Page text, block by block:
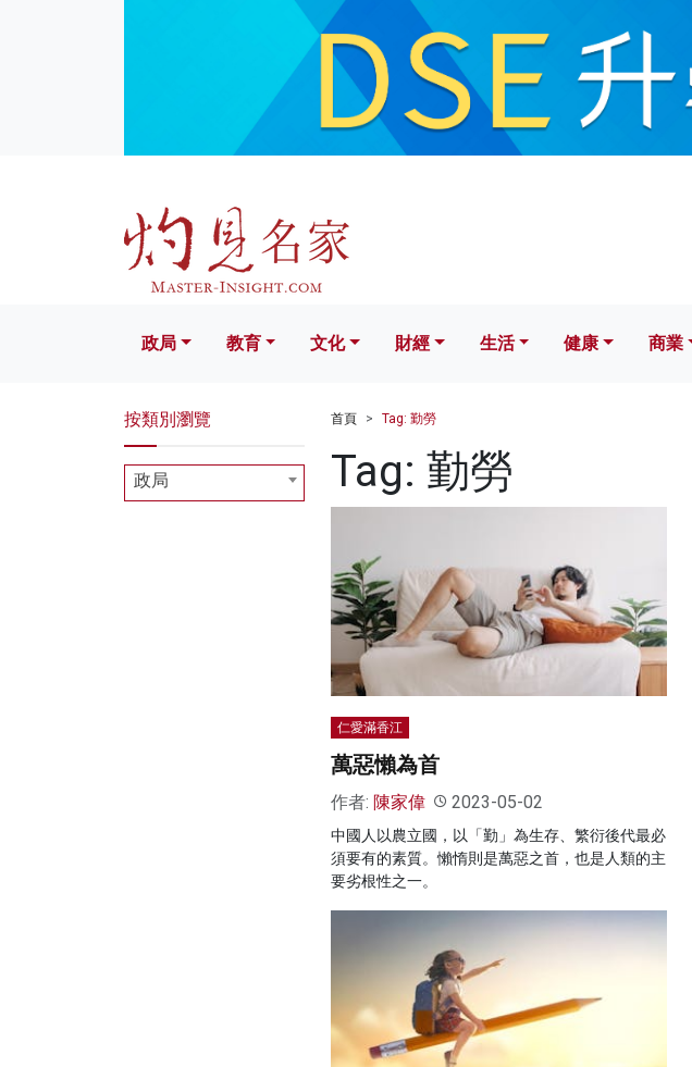
文化 財經 生活 健康
政局 教育 文化 財經 生活 健康 商業
首頁 Tag: 勤勞
Tag: 勤勞
仁愛滿香江
萬惡懶為首
作者: 陳家偉 2023-05-02
中國人以農立國，以「勤」為生存、繁衍後代最必
須要有的素質。懶惰則是萬惡之首，也是人類的主
要劣根性之一。
按類別瀏覽
政局